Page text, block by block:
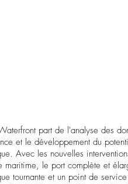
part de l'analyse des
et le développement du
Avec les nouvelles
maritime, le port complète et
tournante et un point de